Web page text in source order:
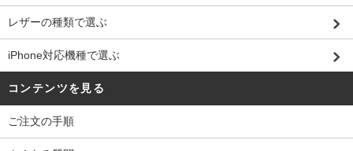
レザーの種類で選ぶ
iPhone対応機種で選ぶ
コンテンツを見る
ご注文の手順